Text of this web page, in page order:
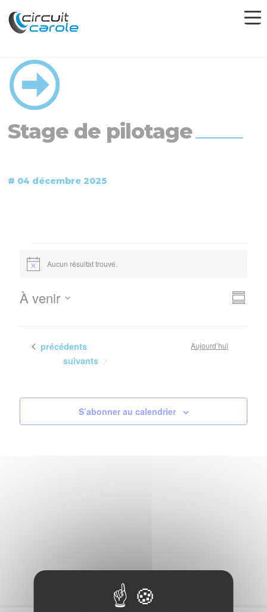
Stage de pilotage
# 04 décembre 2025
Évènements
Notice Aucun résultat trouvé.
À venir
Évènements
précédents Aujourd’hui
Évènements
suivants
S’abonner au calendrier